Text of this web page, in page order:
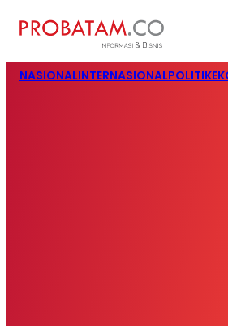
NASIONALINTERNASIONALPOLITIK